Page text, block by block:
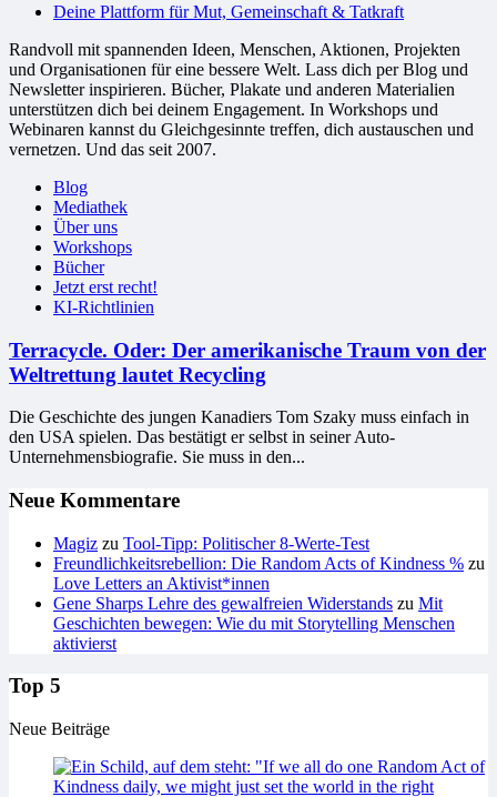
Welt
Deine Plattform für Mut, Gemeinschaft & Tatkraft
Randvoll mit spannenden Ideen, Menschen, Aktionen, Projekten
und Organisationen für eine bessere Welt. Lass dich per Blog und
Newsletter inspirieren. Bücher, Plakate und anderen Materialien
unterstützen dich bei deinem Engagement. In Workshops und
Webinaren kannst du Gleichgesinnte treffen, dich austauschen und
vernetzen. Und das seit 2007.
Blog
Mediathek
Über uns
Workshops
Bücher
Jetzt erst recht!
KI-Richtlinien
Terracycle. Oder: Der amerikanische Traum von der
Weltrettung lautet Recycling
Die Geschichte des jungen Kanadiers Tom Szaky muss einfach in
den USA spielen. Das bestätigt er selbst in seiner Auto-
Unternehmensbiografie. Sie muss in den...
Neue Kommentare
Magiz zu Tool-Tipp: Politischer 8-Werte-Test
Freundlichkeitsrebellion: Die Random Acts of Kindness % zu
Love Letters an Aktivist*innen
Gene Sharps Lehre des gewalfreien Widerstands zu Mit
Geschichten bewegen: Wie du mit Storytelling Menschen
aktivierst
Top 5
Neue Beiträge